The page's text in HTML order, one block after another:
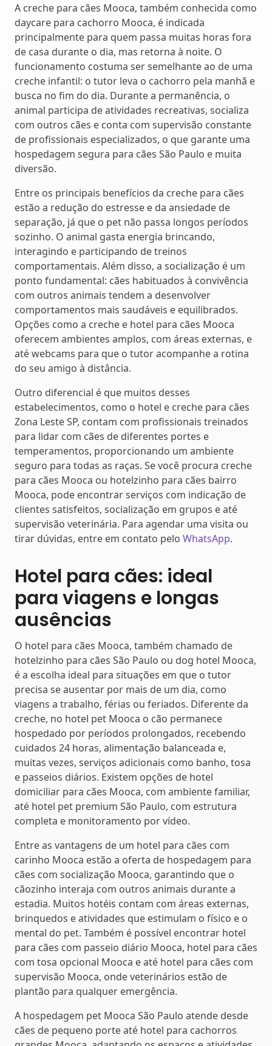
A creche para cães Mooca, também conhecida como
daycare para cachorro Mooca, é indicada
principalmente para quem passa muitas horas fora
de casa durante o dia, mas retorna à noite. O
funcionamento costuma ser semelhante ao de uma
creche infantil: o tutor leva o cachorro pela manhã e
busca no fim do dia. Durante a permanência, o
animal participa de atividades recreativas, socializa
com outros cães e conta com supervisão constante
de profissionais especializados, o que garante uma
hospedagem segura para cães São Paulo e muita
diversão.
Entre os principais benefícios da creche para cães
estão a redução do estresse e da ansiedade de
separação, já que o pet não passa longos períodos
sozinho. O animal gasta energia brincando,
interagindo e participando de treinos
comportamentais. Além disso, a socialização é um
ponto fundamental: cães habituados à convivência
com outros animais tendem a desenvolver
comportamentos mais saudáveis e equilibrados.
Opções como a creche e hotel para cães Mooca
oferecem ambientes amplos, com áreas externas, e
até webcams para que o tutor acompanhe a rotina
do seu amigo à distância.
Outro diferencial é que muitos desses
estabelecimentos, como o hotel e creche para cães
Zona Leste SP, contam com profissionais treinados
para lidar com cães de diferentes portes e
temperamentos, proporcionando um ambiente
seguro para todas as raças. Se você procura creche
para cães Mooca ou hotelzinho para cães bairro
Mooca, pode encontrar serviços com indicação de
clientes satisfeitos, socialização em grupos e até
supervisão veterinária. Para agendar uma visita ou
tirar dúvidas, entre em contato pelo WhatsApp.
Hotel para cães: ideal
para viagens e longas
ausências
O hotel para cães Mooca, também chamado de
hotelzinho para cães São Paulo ou dog hotel Mooca,
é a escolha ideal para situações em que o tutor
precisa se ausentar por mais de um dia, como
viagens a trabalho, férias ou feriados. Diferente da
creche, no hotel pet Mooca o cão permanece
hospedado por períodos prolongados, recebendo
cuidados 24 horas, alimentação balanceada e,
muitas vezes, serviços adicionais como banho, tosa
e passeios diários. Existem opções de hotel
domiciliar para cães Mooca, com ambiente familiar,
até hotel pet premium São Paulo, com estrutura
completa e monitoramento por vídeo.
Entre as vantagens de um hotel para cães com
carinho Mooca estão a oferta de hospedagem para
cães com socialização Mooca, garantindo que o
cãozinho interaja com outros animais durante a
estadia. Muitos hotéis contam com áreas externas,
brinquedos e atividades que estimulam o físico e o
mental do pet. Também é possível encontrar hotel
para cães com passeio diário Mooca, hotel para cães
com tosa opcional Mooca e até hotel para cães com
supervisão Mooca, onde veterinários estão de
plantão para qualquer emergência.
A hospedagem pet Mooca São Paulo atende desde
cães de pequeno porte até hotel para cachorros